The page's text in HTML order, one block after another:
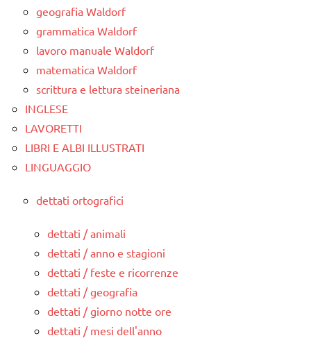
geografia Waldorf
grammatica Waldorf
lavoro manuale Waldorf
matematica Waldorf
scrittura e lettura steineriana
INGLESE
LAVORETTI
LIBRI E ALBI ILLUSTRATI
LINGUAGGIO
dettati ortografici
dettati / animali
dettati / anno e stagioni
dettati / feste e ricorrenze
dettati / geografia
dettati / giorno notte ore
dettati / mesi dell'anno